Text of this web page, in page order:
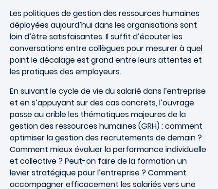
Les politiques de gestion des ressources humaines
déployées aujourd’hui dans les organisations sont
loin d’être satisfaisantes. Il suffit d’écouter les
conversations entre collègues pour mesurer à quel
point le décalage est grand entre leurs attentes et
les pratiques des employeurs.
En suivant le cycle de vie du salarié dans l’entreprise
et en s’appuyant sur des cas concrets, l’ouvrage
passe au crible les thématiques majeures de la
gestion des ressources humaines (GRH) : comment
optimiser la gestion des recrutements de demain ?
Comment mieux évaluer la performance individuelle
et collective ? Peut-on faire de la formation un
levier stratégique pour l’entreprise ? Comment
accompagner efficacement les salariés vers une